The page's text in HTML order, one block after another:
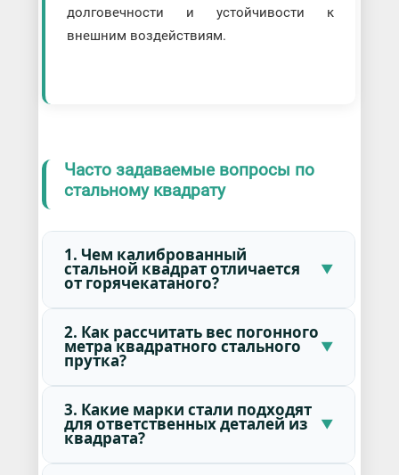
долговечности и устойчивости к
внешним воздействиям.
Часто задаваемые вопросы по
стальному квадрату
1. Чем калиброванный
стальной квадрат отличается
от горячекатаного?
2. Как рассчитать вес погонного
метра квадратного стального
прутка?
3. Какие марки стали подходят
для ответственных деталей из
квадрата?